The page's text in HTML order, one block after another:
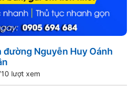
Nguyễn Huy Oánh
lượt xem